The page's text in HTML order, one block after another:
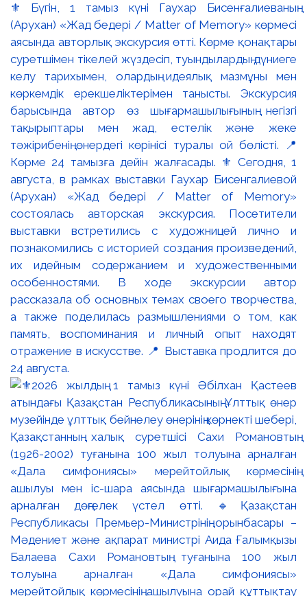
⚜️ Бүгін, 1 тамыз күні Гаухар Бисенғалиеваның
(Арухан) «Жад бедері / Matter of Memory» көрмесі
аясында авторлық экскурсия өтті. Көрме қонақтары
суретшімен тікелей жүздесіп, туындылардың дүниеге
келу тарихымен, олардың идеялық мазмұны мен
көркемдік ерекшеліктерімен танысты. Экскурсия
барысында автор өз шығармашылығының негізгі
тақырыптары мен жад, естелік және жеке
тәжірибенің өнердегі көрінісі туралы ой бөлісті. 📍
Көрме 24 тамызға дейін жалғасады. ⚜️ Сегодня, 1
августа, в рамках выставки Гаухар Бисенгалиевой
(Арухан) «Жад бедері / Matter of Memory»
состоялась авторская экскурсия. Посетители
выставки встретились с художницей лично и
познакомились с историей создания произведений,
их идейным содержанием и художественными
особенностями. В ходе экскурсии автор
рассказала об основных темах своего творчества,
а также поделилась размышлениями о том, как
память, воспоминания и личный опыт находят
отражение в искусстве. 📍 Выставка продлится до
24 августа.